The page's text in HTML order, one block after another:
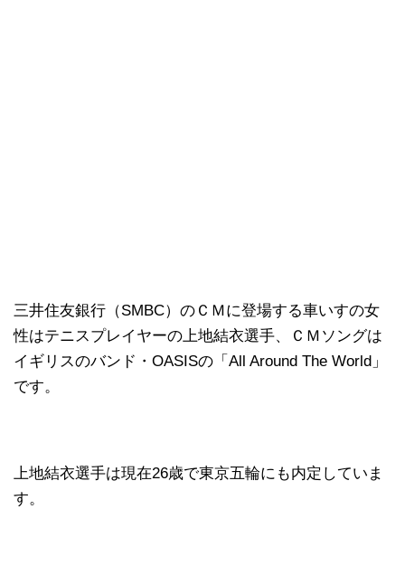
三井住友銀行（SMBC）のＣＭに登場する車いすの女
性はテニスプレイヤーの上地結衣選手、ＣＭソングは
イギリスのバンド・OASISの「All Around The World」
です。
上地結衣選手は現在26歳で東京五輪にも内定していま
す。